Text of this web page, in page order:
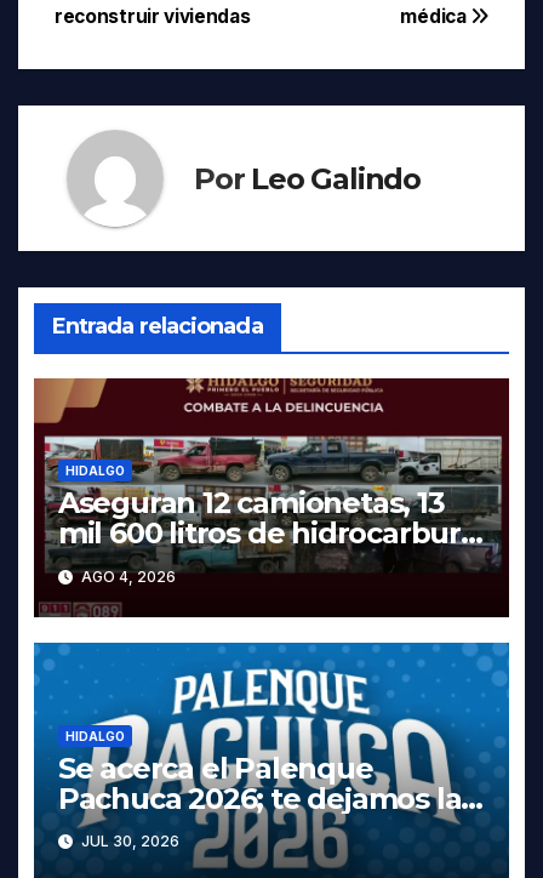
entradas
médica
reconstruir viviendas
Por Leo Galindo
Entrada relacionada
HIDALGO
Aseguran 12 camionetas, 13
mil 600 litros de hidrocarburo
y dos vehículos robados en
Tula
AGO 4, 2026
HIDALGO
Se acerca el Palenque
Pachuca 2026; te dejamos la
cartelera completa, las fechas
y los precios
JUL 30, 2026